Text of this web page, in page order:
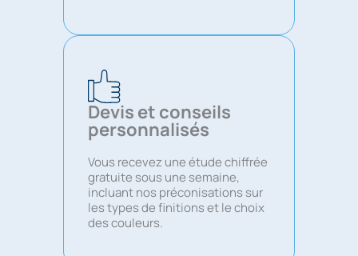
Devis et conseils
personnalisés
Vous recevez une étude chiffrée
gratuite sous une semaine,
incluant nos préconisations sur
les types de finitions et le choix
des couleurs.